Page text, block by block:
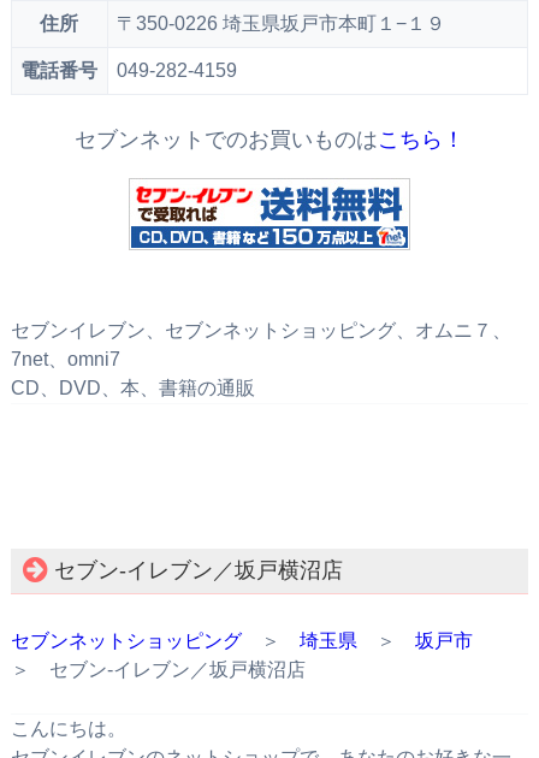
住所 〒350-0226 埼玉県坂戸市本町１−１９
電話番号 049-282-4159
セブンネットでのお買いものはこちら！
セブンイレブン、セブンネットショッピング、オムニ７、
7net、omni7
CD、DVD、本、書籍の通販
セブン‐イレブン／坂戸横沼店
セブンネットショッピング＞ 埼玉県 ＞ 坂戸市
＞ セブン‐イレブン／坂戸横沼店
こんにちは。